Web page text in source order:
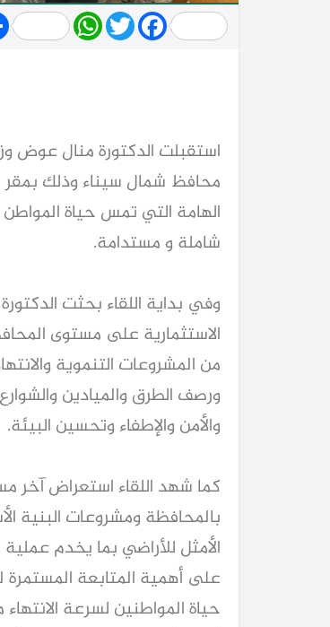
Share WhatsApp
TwitterFacebook
استقبلت الدكتورة منال عوض
محافظ شمال سيناء وذلك بمقر
الهامة التي تمس حياة
شاملة و مستدامة.
وفي بداية اللقاء بحثت
من المشروعات التنموية
ورصف الطرق والميادين
والأمن والإطفاء وتحسين البيئة.
كما شهد اللقاء استعراض آخر
بالمحافظة ومشروعات البنية
الأمثل للأراضي بما يخدم عملية
على أهمية المتابعة
حياة المواطنين لسرعة